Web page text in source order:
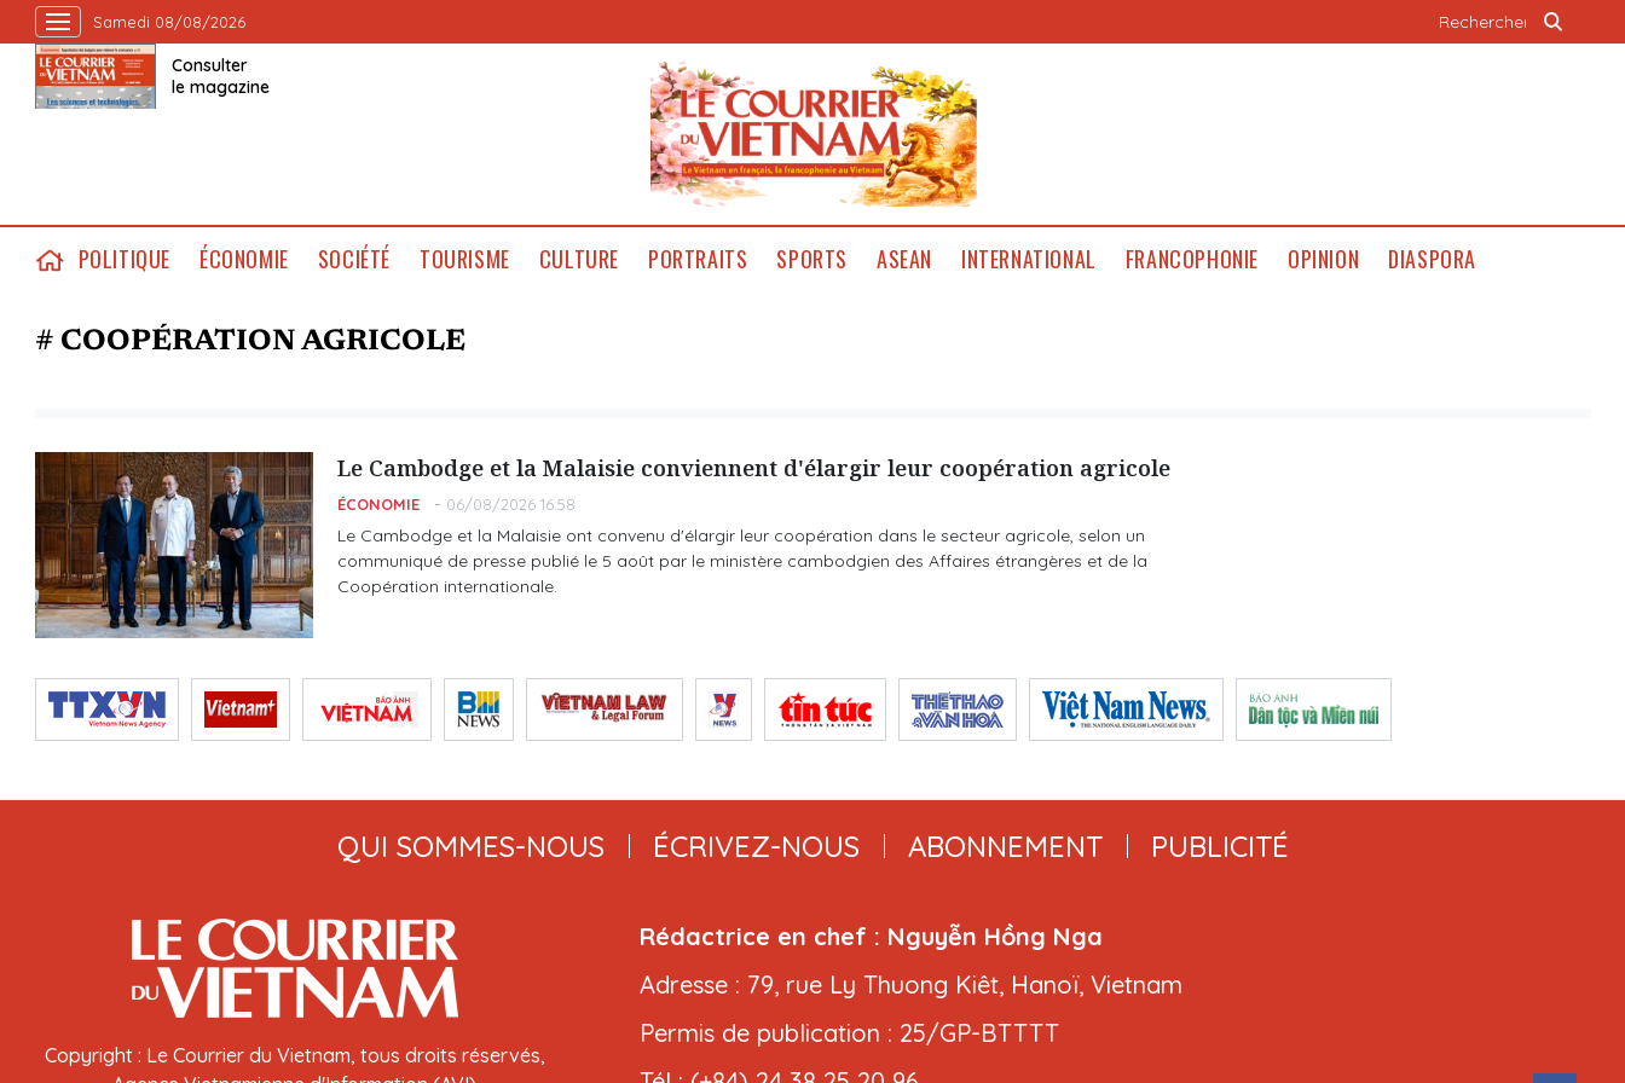
Samedi 08/08/2026
Consulter
le magazine
POLITIQUE ÉCONOMIE SOCIÉTÉ TOURISME CULTURE PORTRAITS SPORTS ASEAN INTERNATIONAL FRANCOPHONIE OPINION DIASPORA
# COOPÉRATION AGRICOLE
Le Cambodge et la Malaisie conviennent d'élargir leur coopération agricole
ÉCONOMIE 06/08/2026 16:58
Le Cambodge et la Malaisie ont convenu d'élargir leur coopération dans le secteur agricole, selon un
communiqué de presse publié le 5 août par le ministère cambodgien des Affaires étrangères et de la
Coopération internationale.
QUI SOMMES-NOUS ÉCRIVEZ-NOUS ABONNEMENT PUBLICITÉ
Copyright : Le Courrier du Vietnam, tous droits réservés,
Rédactrice en chef : Nguyễn Hồng Nga
Adresse : 79, rue Ly Thuong Kiêt, Hanoï, Vietnam
Permis de publication : 25/GP-BTTTT